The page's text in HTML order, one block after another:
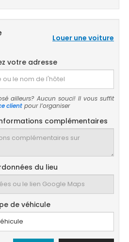
Louer une voiture
votre adresse
ailleurs? Aucun souci! Il vous suffit
client pour l’organiser
complémentaires
du lieu
de véhicule